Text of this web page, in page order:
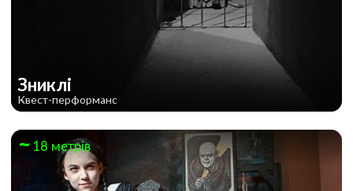
Зниклі
Квест-перформанс
18 метрів